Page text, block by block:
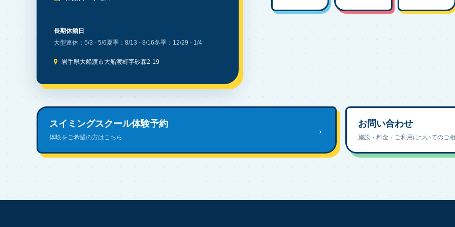
長期休館日
大型連休：5/3 - 5/6夏季：8/13 - 8/16冬季：12/29 - 1/4
岩手県大船渡市大船渡町字砂森2-19
スイミングスクール体験予約
体験をご希望の方はこちら
→ お問い合わせ
施設・料金・ご利用についてのご